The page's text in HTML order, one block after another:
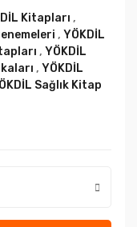
Kitapları ,
,YÖKDİL
,YÖKDİL
,YÖKDİL
Sağlık Kitap